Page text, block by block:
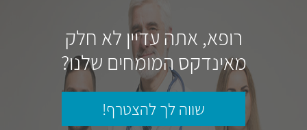
רופא, אתה עדיין לא חלק
מאינדקס המומחים שלנו?
שווה לך להצטרף!